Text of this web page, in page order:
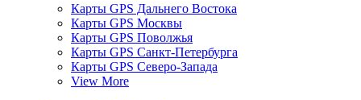
Карты GPS Дальнего Востока
Карты GPS Москвы
Карты GPS Поволжья
Карты GPS Санкт-Петербурга
Карты GPS Северо-Запада
View More